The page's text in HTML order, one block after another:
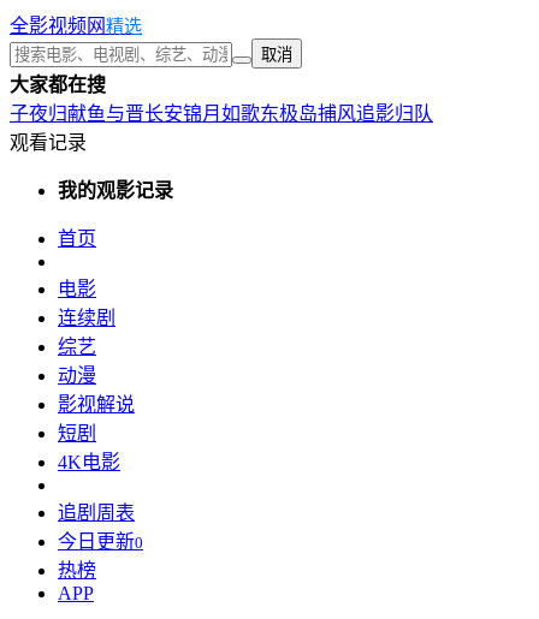
全影视频网精选
取消
大家都在搜
子夜归献鱼与晋长安锦月如歌东极岛捕风追影归队
观看记录
我的观影记录
首页
电影
连续剧
综艺
动漫
影视解说
短剧
4K电影
追剧周表
今日更新0
热榜
APP